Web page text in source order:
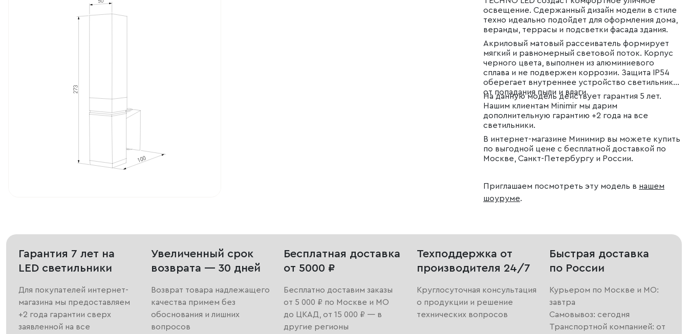
освещение. Сдержанный дизайн модели в стиле
техно идеально подойдет для оформления дома,
веранды, террасы и подсветки фасада здания.
Акриловый матовый рассеиватель формирует
мягкий и равномерный световой поток. Корпус
черного цвета, выполнен из алюминиевого
сплава и не подвержен коррозии. Защита IP54
оберегает внутреннее устройство светильника
от попадания пыли и влаги.
На данную модель действует гарантия 5 лет.
Нашим клиентам Minimir мы дарим
дополнительную гарантию +2 года на все
светильники.
В интернет-магазине Минимир вы можете купить
по выгодной цене с бесплатной доставкой по
Москве, Санкт-Петербургу и России.
Приглашаем посмотреть эту модель в нашем
шоуруме.
Гарантия 7 лет на
LED светильники
Для покупателей интернет-
магазина мы предоставляем
+2 года гарантии сверх
заявленной на все
Увеличенный срок
возврата — 30 дней
Возврат товара надлежащего
качества примем без
обоснования и лишних
вопросов
Бесплатная доставка
от 5000 ₽
Бесплатно доставим заказы
от 5 000 ₽ по Москве и МО
до ЦКАД, от 15 000 ₽ — в
другие регионы
Техподдержка от
производителя 24/7
Круглосуточная консультация
о продукции и решение
технических вопросов
Быстрая доставка
по России
Курьером по Москве и МО:
завтра
Самовывоз: сегодня
Транспортной компанией: от